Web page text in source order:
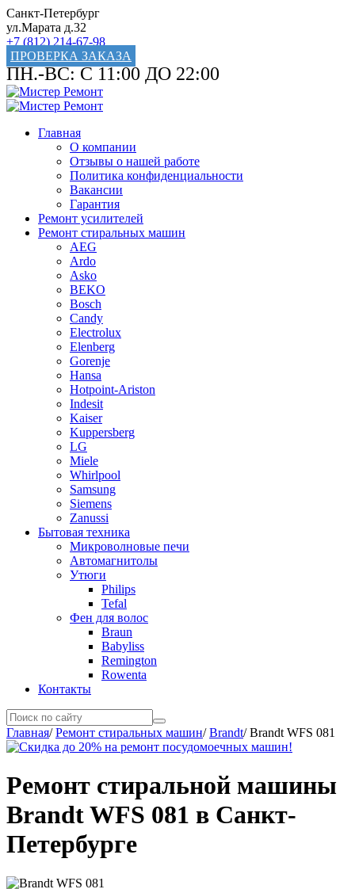
Санкт-Петербург
ул.Марата д.32
+7 (812) 214-67-98
ПРОВЕРКА ЗАКАЗА
ПН.-ВС: С 11:00 ДО 22:00
Главная
О компании
Отзывы о нашей работе
Политика конфиденциальности
Вакансии
Гарантия
Ремонт усилителей
Ремонт стиральных машин
AEG
Ardo
Asko
BEKO
Bosch
Candy
Electrolux
Elenberg
Gorenje
Hansa
Hotpoint-Ariston
Indesit
Kaiser
Kuppersberg
LG
Miele
Whirlpool
Samsung
Siemens
Zanussi
Бытовая техника
Микроволновые печи
Автомагнитолы
Утюги
Philips
Tefal
Фен для волос
Braun
Babyliss
Remington
Rowenta
Контакты
Главная/Ремонт стиральных машин/Brandt/Brandt WFS 081
Ремонт стиральной машины
Brandt WFS 081 в Санкт-
Петербурге